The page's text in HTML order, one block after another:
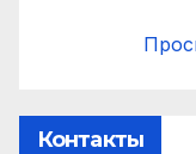
Контакты